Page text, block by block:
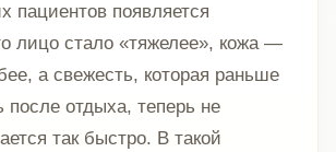
пациентов появляется
лицо стало «тяжелее», кожа —
а свежесть, которая раньше
после отдыха, теперь не
так быстро. В такой